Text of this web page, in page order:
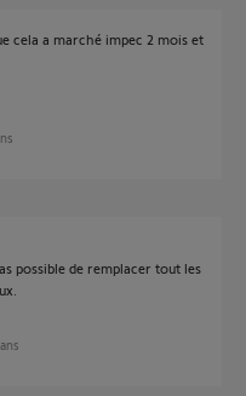
cela a marché impec 2 mois et
possible de remplacer tout les